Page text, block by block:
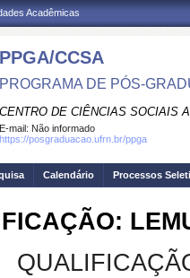
Acadêmicas
PPGA/CCSA
PROGRAMA DE PÓS-
CENTRO DE CIÊNCIAS SOCIAIS
E-mail: Não informado
https://posgraduacao.ufrn.br/ppga
Calendário Processos